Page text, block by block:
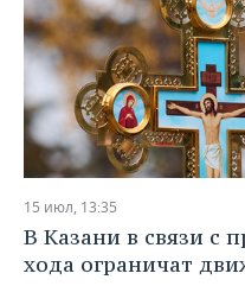
15 июл, 13:35
В Казани в связи с
хода ограничат